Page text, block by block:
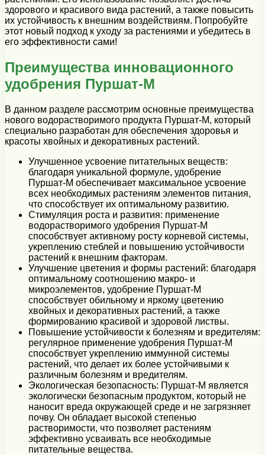
здорового и красивого вида растений, а также повысить
их устойчивость к внешним воздействиям. Попробуйте
этот новый подход к уходу за растениями и убедитесь в
его эффективности сами!
Преимущества инновационного
удобрения Пуршат-М
В данном разделе рассмотрим основные преимущества
нового водорастворимого продукта Пуршат-М, который
специально разработан для обеспечения здоровья и
красоты хвойных и декоративных растений.
Улучшенное усвоение питательных веществ:
благодаря уникальной формуле, удобрение
Пуршат-М обеспечивает максимальное усвоение
всех необходимых растениям элементов питания,
что способствует их оптимальному развитию.
Стимуляция роста и развития: применение
водорастворимого удобрения Пуршат-М
способствует активному росту корневой системы,
укреплению стеблей и повышению устойчивости
растений к внешним факторам.
Улучшение цветения и формы растений: благодаря
оптимальному соотношению макро- и
микроэлементов, удобрение Пуршат-М
способствует обильному и яркому цветению
хвойных и декоративных растений, а также
формированию красивой и здоровой листвы.
Повышение устойчивости к болезням и вредителям:
регулярное применение удобрения Пуршат-М
способствует укреплению иммунной системы
растений, что делает их более устойчивыми к
различным болезням и вредителям.
Экологическая безопасность: Пуршат-М является
экологически безопасным продуктом, который не
наносит вреда окружающей среде и не загрязняет
почву. Он обладает высокой степенью
растворимости, что позволяет растениям
эффективно усваивать все необходимые
питательные вещества.